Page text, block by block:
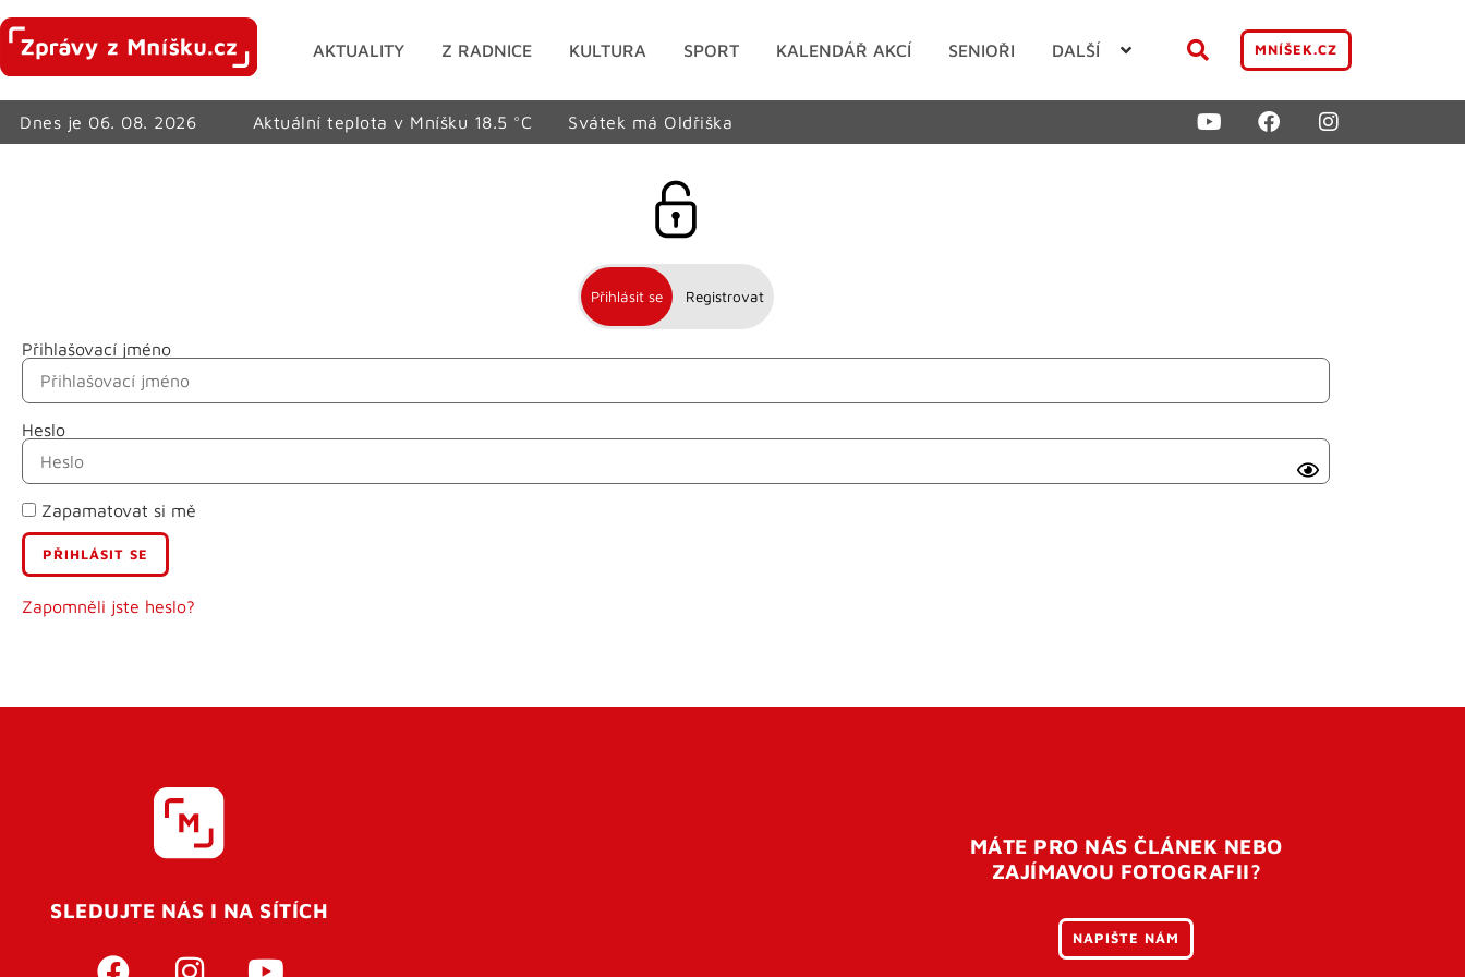
AKTUALITY Z RADNICE KULTURA SPORT KALENDÁŘ AKCÍ SENIOŘI DALŠÍ MNÍŠEK.CZ
Dnes je 06. 08. 2026 Aktuální teplota v Mníšku 18.5 °C Svátek má Oldřiška
Přihlásit se Registrovat
Přihlašovací jméno
Heslo
Zapamatovat si mě
Zapomněli jste heslo?
Jméno
Příjmení
E-mail
Uživatelské jméno
SLEDUJTE NÁS I NA SÍTÍCH
MÁTE PRO NÁS ČLÁNEK NEBO
ZAJÍMAVOU FOTOGRAFII?
NAPIŠTE NÁM